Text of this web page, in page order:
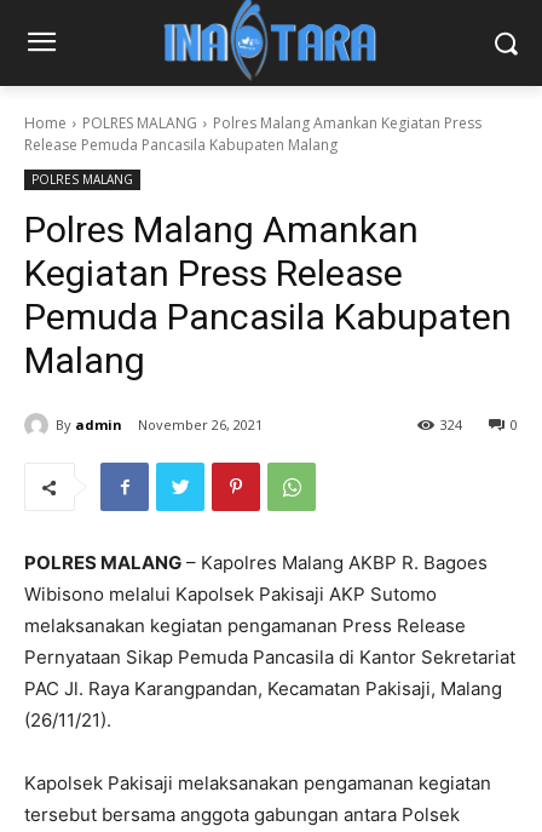
Home POLRES MALANG
Polres Malang Amankan Kegiatan Press
Release Pemuda Pancasila Kabupaten Malang
POLRES MALANG
Polres Malang Amankan
Kegiatan Press Release
Pemuda Pancasila Kabupaten
Malang
By admin November 26, 2021 0
324
POLRES MALANG – Kapolres Malang AKBP R. Bagoes
Wibisono melalui Kapolsek Pakisaji AKP Sutomo
melaksanakan kegiatan pengamanan Press Release
Pernyataan Sikap Pemuda Pancasila di Kantor Sekretariat
PAC Jl. Raya Karangpandan, Kecamatan Pakisaji, Malang
(26/11/21).
Kapolsek Pakisaji melaksanakan pengamanan kegiatan
tersebut bersama anggota gabungan antara Polsek